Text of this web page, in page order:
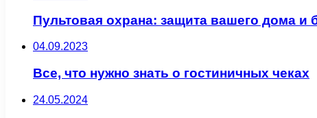
Пультовая охрана: защита вашего дома и
04.09.2023
Все, что нужно знать о гостиничных чеках
24.05.2024